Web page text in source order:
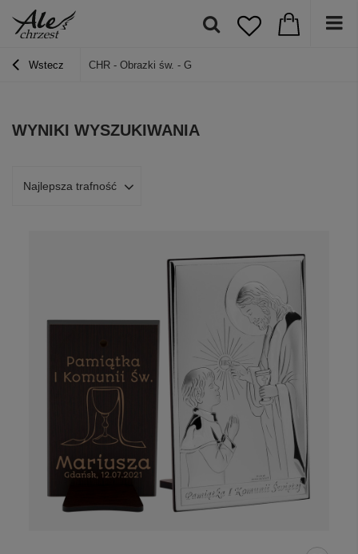
Wstecz CHR - Obrazki św. - G
WYNIKI WYSZUKIWANIA
Najlepsza trafność